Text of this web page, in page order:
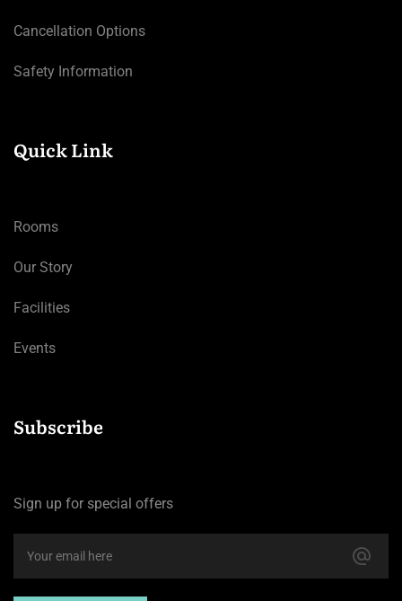
Cancellation Options
Safety Information
Quick Link
Rooms
Our Story
Facilities
Events
Subscribe
Sign up for special offers